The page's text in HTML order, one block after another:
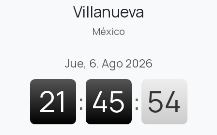
Villanueva
México
Jue, 6. Ago 2026
21 : 45 : 55